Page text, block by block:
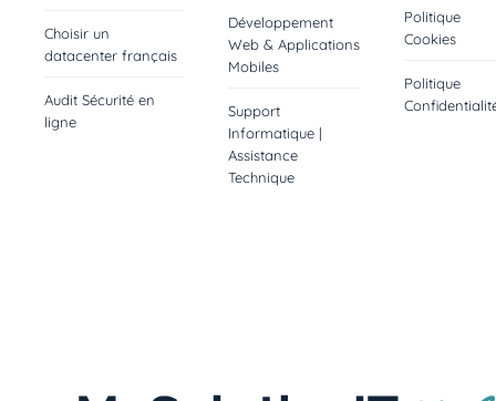
Choisir un
datacenter français
Audit Sécurité en
ligne
Développement
Web & Applications
Mobiles
Support
Informatique |
Assistance
Technique
Politique
Cookies
Politique